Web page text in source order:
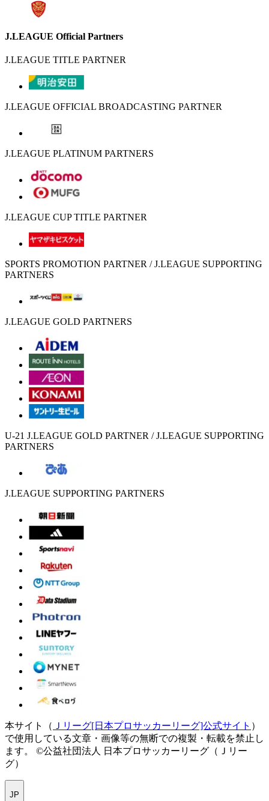
J.LEAGUE Official Partners
J.LEAGUE TITLE PARTNER
J.LEAGUE OFFICIAL BROADCASTING PARTNER
J.LEAGUE PLATINUM PARTNERS
J.LEAGUE CUP TITLE PARTNER
SPORTS PROMOTION PARTNER / J.LEAGUE SUPPORTING
PARTNERS
J.LEAGUE GOLD PARTNERS
U-21 J.LEAGUE GOLD PARTNER / J.LEAGUE SUPPORTING
PARTNERS
J.LEAGUE SUPPORTING PARTNERS
本サイト（ Ｊリーグ[日本プロサッカーリーグ]公式サイト ）
で使用している文章・画像等の無断での複製・転載を禁止し
ます。
©公益社団法人 日本プロサッカーリーグ（Ｊリー
グ）
JP